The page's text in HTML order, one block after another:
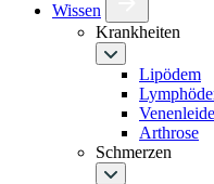
Wissen
Krankheiten
Lipödem
Arthrose
Schmerzen